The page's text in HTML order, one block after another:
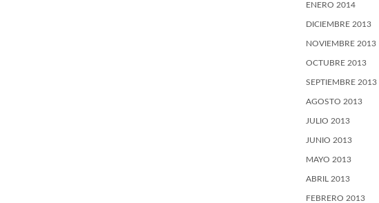
ENERO 2014
DICIEMBRE 2013
NOVIEMBRE 2013
OCTUBRE 2013
SEPTIEMBRE 2013
AGOSTO 2013
JULIO 2013
JUNIO 2013
MAYO 2013
ABRIL 2013
FEBRERO 2013